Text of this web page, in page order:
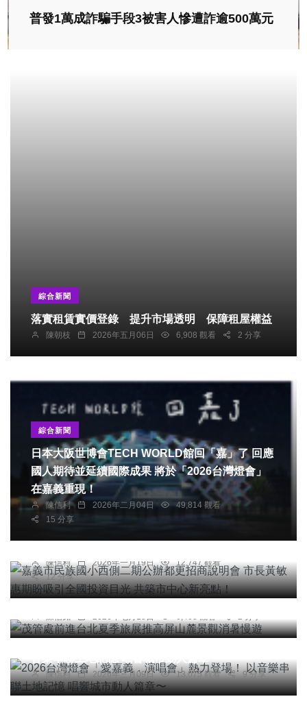
普發1萬成詐騙手段3被害人慘遭詐逾500萬元
綜合新聞
落實租賃實價登錄 提升市場透明 保障租屋權益
陳朝枝 2026年五月06日 6,908 觀看 2 分享
綜合新聞
日本大阪世博會TECH WORLD館回「嘉」了 回應
國人期待並延續國際成果 將於「2026台灣燈會」
在嘉義重現！
陳信利 2026年二月04日
49,814 觀看
15 分享
綜合新聞
陳信利 2026年一月19日
12,747 觀看
12 分享
綜合新聞
茂管處前進台北夏季旅展推高屏山麓景觀消暑慢遊
陳信銘 2026年七月18日 6,468 觀看 2 分享
綜合新聞 旅遊
2026台灣燈會「愛嘉義．演唱會」熱力登場！ 以
陳信利 2026年三月09日 13,075 觀看 9 分享
專欄
警專嚴管勤教落實「汰劣機制」確保Z世代警力素